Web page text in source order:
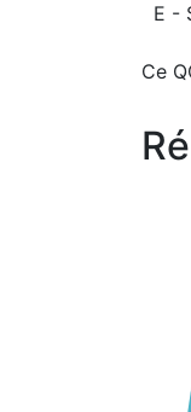
E -
Ce